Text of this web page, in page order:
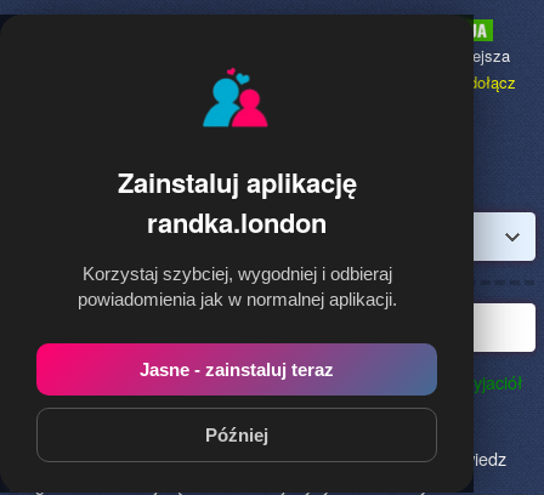
Zainstaluj aplikację
randka.london
Korzystaj szybciej, wygodniej i odbieraj
powiadomienia jak w normalnej aplikacji.
Jasne - zainstaluj teraz
Później
to najpopularniejsza
dołącz
Randka.london to najlepszy sposób na poznanie nowych przyjaciół
w Londynie!Określ czego szukasz i skończ z samotnością!
Znajdziesz tu osoby szukające miłości lub przygody, chętne
na randkę, imprezę i spotkanie na żywo! Dołącz do nas, powiedz